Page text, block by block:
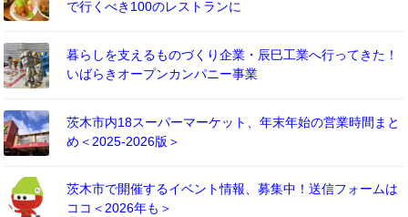
で行くべき100のレストランに
暮らしを支えるものづくり企業・辰巳工業へ行ってきた！
いばらきオープンカンパニー事業
茨木市内18スーパーマーケット、年末年始の営業時間まと
め＜2025-2026版＞
茨木市で開催するイベント情報、募集中！送信フォームは
ココ＜2026年も＞